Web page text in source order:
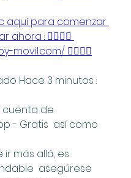
aquí para comenzar
: 👉🏻👉🏻
movil.com/ 👈🏻👈🏻
Hace 3 minutos :
cuenta de
- Gratis  así como
ir más allá, es
asegúrese